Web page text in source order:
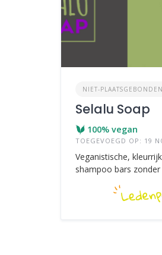
NIET-PLAATSGEBONDEN
Selalu Soap
100% vegan
TOEGEVOEGD OP: 19
Veganistische,
shampoo bars